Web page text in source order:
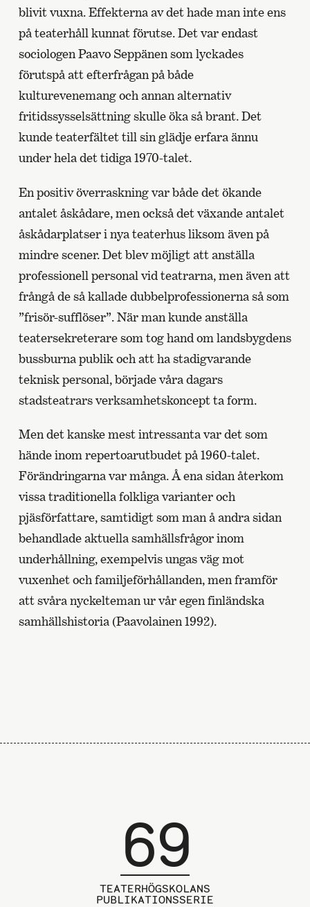
blivit vuxna. Effekterna av det hade man inte ens
på teaterhåll kunnat förutse. Det var endast
sociologen Paavo Seppänen som lyckades
förutspå att efterfrågan på både
kulturevenemang och annan alternativ
fritidssysselsättning skulle öka så brant. Det
kunde teaterfältet till sin glädje erfara ännu
under hela det tidiga 1970-talet.
En positiv överraskning var både det ökande
antalet åskådare, men också det växande antalet
åskådarplatser i nya teaterhus liksom även på
mindre scener. Det blev möjligt att anställa
professionell personal vid teatrarna, men även att
frångå de så kallade dubbelprofessionerna så som
”frisör-sufflöser”. När man kunde anställa
teatersekreterare som tog hand om landsbygdens
bussburna publik och att ha stadigvarande
teknisk personal, började våra dagars
stadsteatrars verksamhetskoncept ta form.
Men det kanske mest intressanta var det som
hände inom repertoarutbudet på 1960-talet.
Förändringarna var många. Å ena sidan återkom
vissa traditionella folkliga varianter och
pjäsförfattare, samtidigt som man å andra sidan
behandlade aktuella samhällsfrågor inom
underhållning, exempelvis ungas väg mot
vuxenhet och familjeförhållanden, men framför
att svåra nyckelteman ur vår egen finländska
samhällshistoria (Paavolainen 1992).
69
TEATERHÖGSKOLANS
PUBLIKATIONSSERIE